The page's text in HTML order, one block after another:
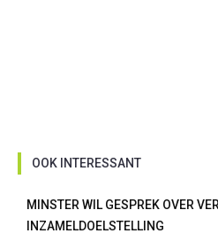
OOK INTERESSANT
MINSTER WIL GESPREK OVER
INZAMELDOELSTELLING